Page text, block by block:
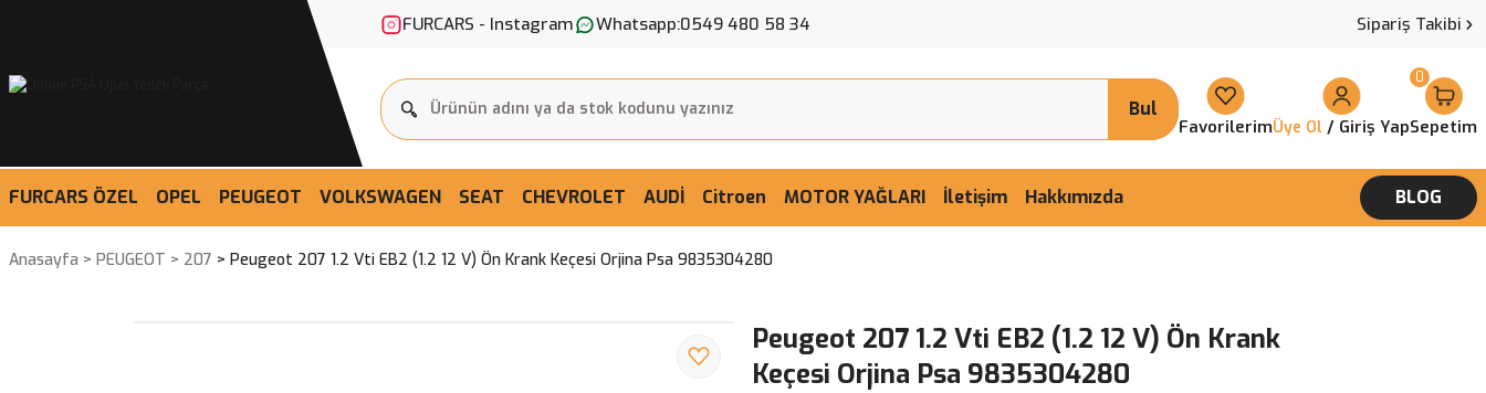
FURCARS - Instagram Whatsapp:0549 480 58 34 Sipariş Takibi
Bul
FavorilerimÜye Ol / Giriş YapSepetim
0
FURCARS ÖZEL OPEL PEUGEOT VOLKSWAGEN SEAT CHEVROLET AUDİ Citroen MOTOR YAĞLARI İletişim Hakkımızda BLOG
Anasayfa PEUGEOT 207 Peugeot 207 1.2 Vti EB2 (1.2 12 V) Ön Krank Keçesi Orjina Psa 9835304280
Peugeot 207 1.2 Vti EB2 (1.2 12 V) Ön Krank
Keçesi Orjina Psa 9835304280